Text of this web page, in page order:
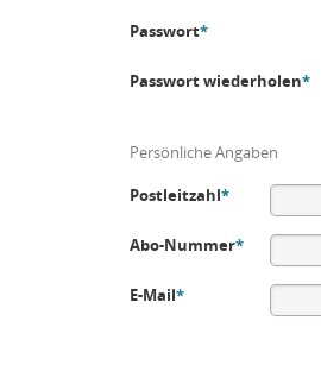
Passwort*
Passwort wiederholen*
Persönliche Angaben
Postleitzahl*
Abo-Nummer*
E-Mail*